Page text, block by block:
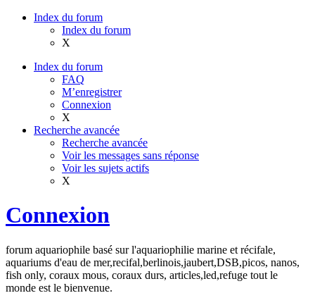
Index du forum
Index du forum
X
Index du forum
FAQ
M’enregistrer
Connexion
X
Recherche avancée
Recherche avancée
Voir les messages sans réponse
Voir les sujets actifs
X
Connexion
forum aquariophile basé sur l'aquariophilie marine et récifale,
aquariums d'eau de mer,recifal,berlinois,jaubert,DSB,picos, nanos,
fish only, coraux mous, coraux durs, articles,led,refuge tout le
monde est le bienvenue.